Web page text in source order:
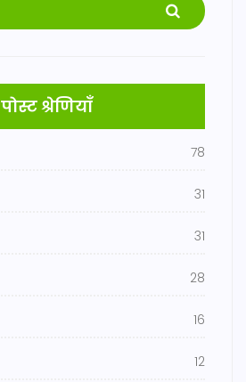
पोस्ट श्रेणियाँ
78
31
31
28
16
12